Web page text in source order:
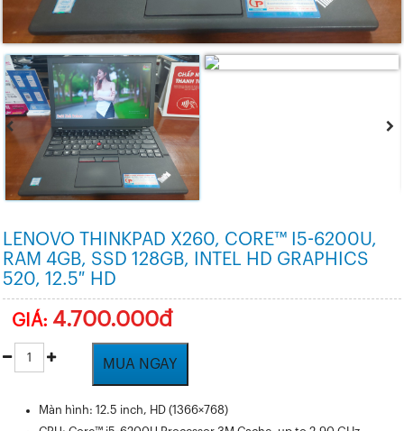
LENOVO THINKPAD X260, CORE™ I5-6200U,
RAM 4GB, SSD 128GB, INTEL HD GRAPHICS
520, 12.5″ HD
GIÁ: 4.700.000đ
MUA NGAY
Màn hình: 12.5 inch, HD (1366×768)